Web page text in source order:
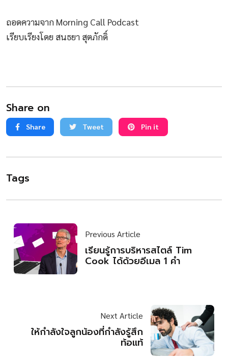
ถอดความจาก Morning Call Podcast
เรียบเรียงโดย สนธยา สุตภักดิ์
Share on
Share Tweet Pin it
Tags
Previous Article
เรียนรู้การบริหารสไตล์ Tim
Cook ได้ด้วยอีเมล 1 คำ
Next Article
ให้กำลังใจลูกน้องที่กำลังรู้สึก
ท้อแท้